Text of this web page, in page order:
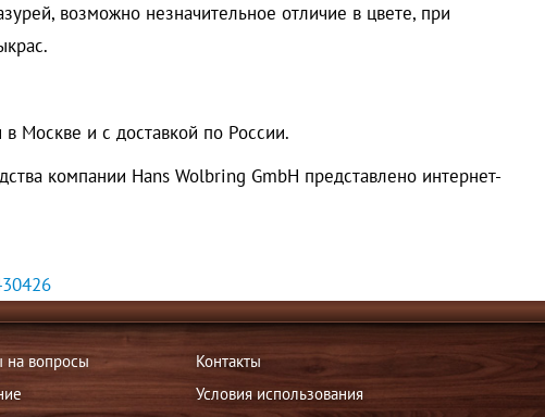
возможно незначительное отличие в цвете, при
Москве и с доставкой по России.
компании Hans Wolbring GmbH представлено интернет-
на вопросы
Контакты
Условия использования